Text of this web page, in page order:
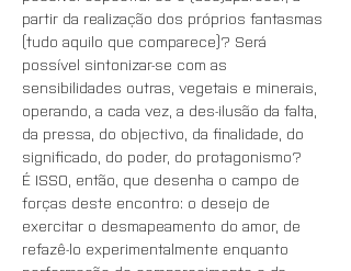
partir da realização dos próprios fantasmas
(tudo aquilo que comparece)? Será
possível sintonizar-se com as
sensibilidades outras, vegetais e minerais,
operando, a cada vez, a des-ilusão da falta,
da pressa, do objectivo, da finalidade, do
significado, do poder, do protagonismo?
É ISSO, então, que desenha o campo de
forças deste encontro: o desejo de
exercitar o desmapeamento do amor, de
refazê-lo experimentalmente enquanto